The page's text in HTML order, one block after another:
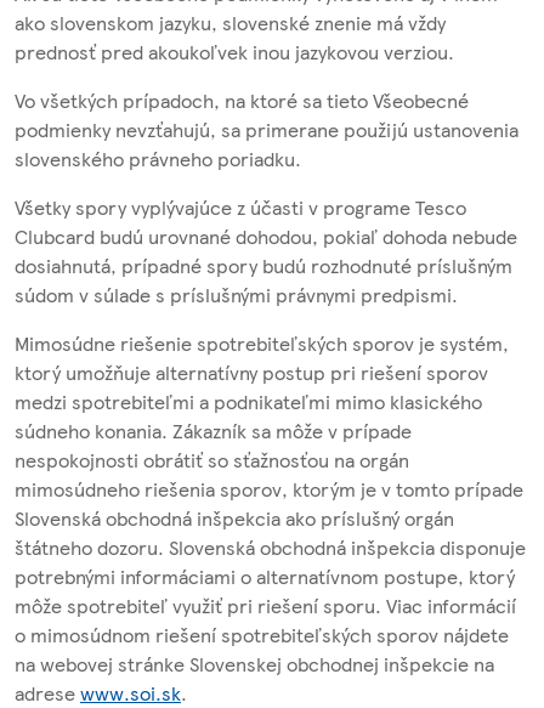
ako slovenskom jazyku, slovenské znenie má vždy
prednosť pred akoukoľvek inou jazykovou verziou.
Vo všetkých prípadoch, na ktoré sa tieto Všeobecné
podmienky nevzťahujú, sa primerane použijú ustanovenia
slovenského právneho poriadku.
Všetky spory vyplývajúce z účasti v programe Tesco
Clubcard budú urovnané dohodou, pokiaľ dohoda nebude
dosiahnutá, prípadné spory budú rozhodnuté príslušným
súdom v súlade s príslušnými právnymi predpismi.
Mimosúdne riešenie spotrebiteľských sporov je systém,
ktorý umožňuje alternatívny postup pri riešení sporov
medzi spotrebiteľmi a podnikateľmi mimo klasického
súdneho konania. Zákazník sa môže v prípade
nespokojnosti obrátiť so sťažnosťou na orgán
mimosúdneho riešenia sporov, ktorým je v tomto prípade
Slovenská obchodná inšpekcia ako príslušný orgán
štátneho dozoru. Slovenská obchodná inšpekcia disponuje
potrebnými informáciami o alternatívnom postupe, ktorý
môže spotrebiteľ využiť pri riešení sporu. Viac informácií
o mimosúdnom riešení spotrebiteľských sporov nájdete
na webovej stránke Slovenskej obchodnej inšpekcie na
adresewww.soi.sk.